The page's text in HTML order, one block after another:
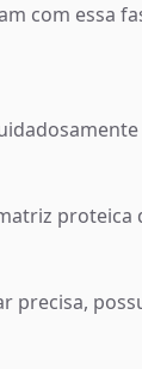
com essa